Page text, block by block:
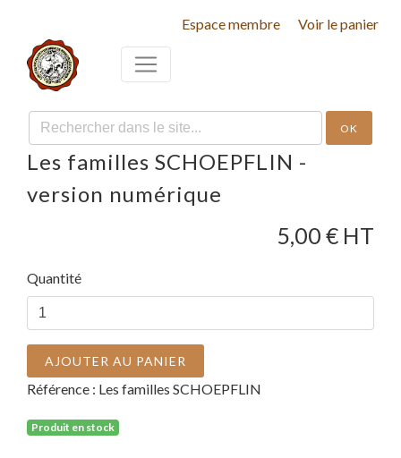
Espace membre Voir le panier
OK
Les familles SCHOEPFLIN -
version numérique
5,00 € HT
Quantité
AJOUTER AU PANIER
Référence : Les familles SCHOEPFLIN
Produit en stock